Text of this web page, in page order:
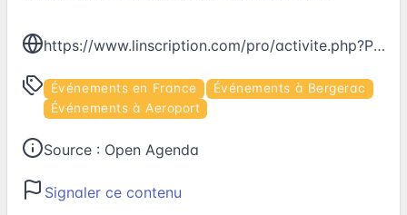
https://www.linscription.com/pro/activite.php?P1=245474
Événements en France
Événements à Bergerac
Événements à Aeroport
Source : Open Agenda
Signaler ce contenu